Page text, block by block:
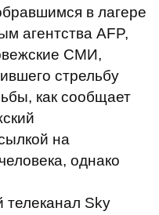
в лагере
агентства AFP,
СМИ,
стрельбу
как сообщает
на
однако
телеканал Sky